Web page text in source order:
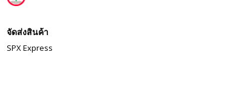
จัดส่งสินค้า
SPX Express